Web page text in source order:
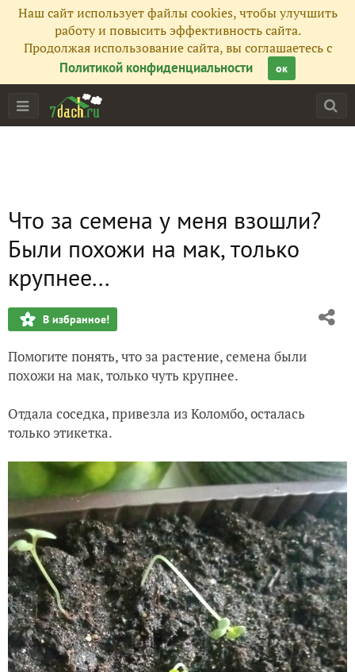
Наш сайт использует файлы cookies, чтобы улучшить
работу и повысить эффективность сайта.
Продолжая использование сайта, вы соглашаетесь с
Политикой конфиденциальности
ок
Что за семена у меня взошли?
Были похожи на мак, только
крупнее...
В избранное!
Помогите понять, что за растение, семена были
похожи на мак, только чуть крупнее.
Отдала соседка, привезла из Коломбо, осталась
только этикетка.